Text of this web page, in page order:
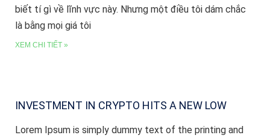
biết tí gì về lĩnh vực này. Nhưng một điều tôi dám chắc
là bằng mọi giá tôi
XEM CHI TIẾT »
INVESTMENT IN CRYPTO HITS A NEW LOW
Lorem Ipsum is simply dummy text of the printing and